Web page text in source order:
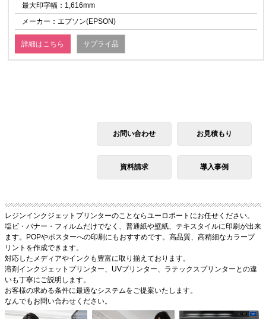
最大印字幅：1,616mm
メーカー：エプソン(EPSON)
詳細はこちら サプライ品
お問い合わせ お見積もり
資料請求 導入事例
レジンインクジェットプリンターのことならユーロポートにお任せください。
塩ビ・バナー・フィルムだけでなく、普通紙や壁紙、テキスタイルに印刷が出来
ます。POPやポスターへの印刷にもおすすめです。高品質、高精細なカラープ
リントを作成できます。
対応したメディアやインクも豊富に取り揃えております。
溶剤インクジェットプリンター、UVプリンター、ラテックスプリンターとの違
いも丁寧にご説明します。
お客様の求める条件に最適なシステムをご提案いたします。
なんでもお問い合わせください。